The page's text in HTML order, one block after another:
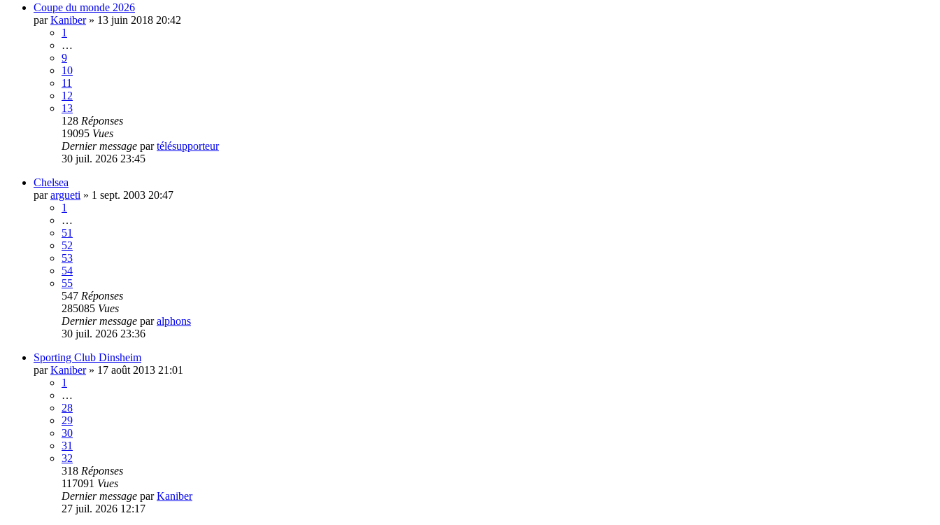
Coupe du monde 2026
parKaniber» 13 juin 2018 20:42
1
…
9
10
11
12
13
128 Réponses
19095 Vues
Dernier message partélésupporteur
30 juil. 2026 23:45
Chelsea
parargueti » 1 sept. 2003 20:47
1
…
51
52
53
54
55
547 Réponses
285085 Vues
Dernier message paralphons
30 juil. 2026 23:36
Sporting Club Dinsheim
parKaniber» 17 août 2013 21:01
1
…
28
29
30
31
32
318 Réponses
117091 Vues
Dernier message parKaniber
27 juil. 2026 12:17